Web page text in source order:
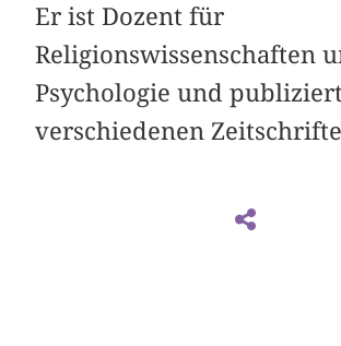
Er ist Dozent für
Religionswissenschaften
Psychologie und
verschiedenen